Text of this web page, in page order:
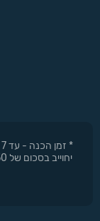
יחוייב בסכום של 150 ₪ כולל מע"מ. * התמונות באתר להמחשה בלבד. * החברה רשאית להפסיק את המבצעים בכל עת וללא התראה מוקדמת.